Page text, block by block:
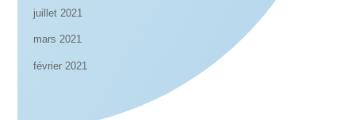
juillet 2021
mars 2021
février 2021